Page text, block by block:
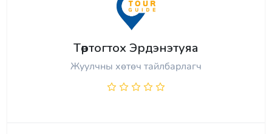
Төртогтох Эрдэнэтуяа
Жуулчны хөтөч тайлбарлагч